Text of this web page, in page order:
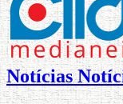
Notícias